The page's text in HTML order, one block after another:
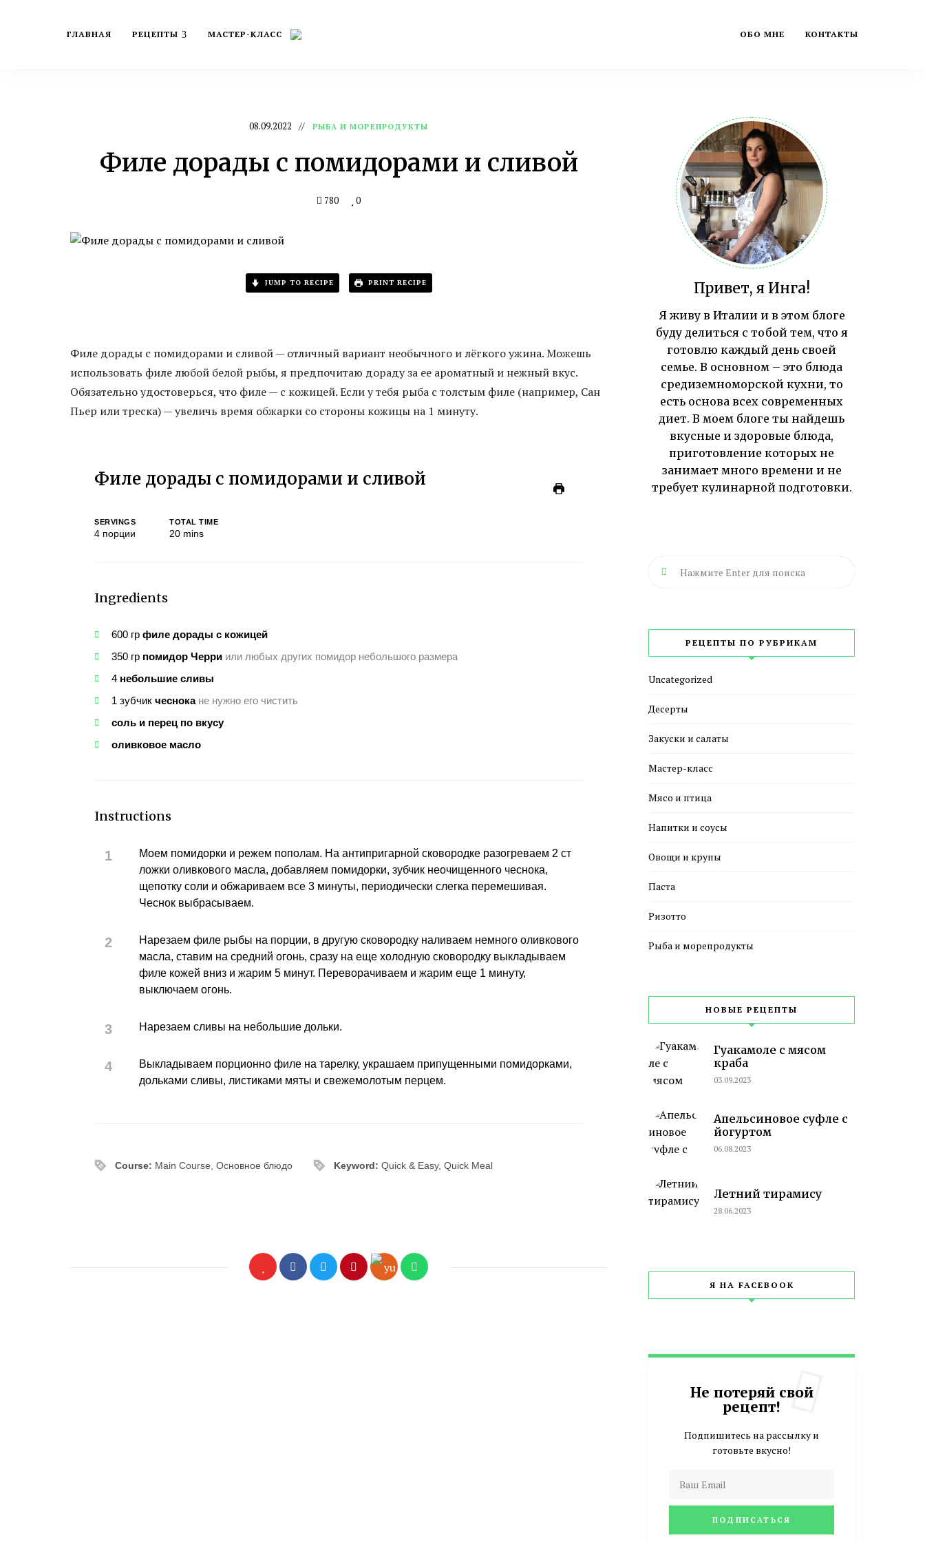
ГЛАВНАЯ РЕЦЕПТЫ МАСТЕР-КЛАСС ОБО МНЕ КОНТАКТЫ
08.09.2022 РЫБА И МОРЕПРОДУКТЫ
Филе дорады с помидорами и сливой
780 0
JUMP TO RECIPE PRINT RECIPE
Филе дорады с помидорами и сливой — отличный вариант необычного и лёгкого ужина. Можешь
использовать филе любой белой рыбы, я предпочитаю дораду за ее ароматный и нежный вкус.
Обязательно удостоверься, что филе — с кожицей. Если у тебя рыба с толстым филе (например, Сан
Пьер или треска) — увеличь время обжарки со стороны кожицы на 1 минуту.
Филе дорады с помидорами и сливой
SERVINGS
4 порции
TOTAL TIME
20 mins
Ingredients
600 гр филе дорады с кожицей
350 гр помидор Черри или любых других помидор небольшого размера
4 небольшие сливы
1 зубчик чеснока не нужно его чистить
соль и перец по вкусу
оливковое масло
Instructions
Моем помидорки и режем пополам. На антипригарной сковородке разогреваем 2 ст
ложки оливкового масла, добавляем помидорки, зубчик неочищенного чеснока,
щепотку соли и обжариваем все 3 минуты, периодически слегка перемешивая.
Чеснок выбрасываем.
Нарезаем филе рыбы на порции, в другую сковородку наливаем немного оливкового
масла, ставим на средний огонь, сразу на еще холодную сковородку выкладываем
филе кожей вниз и жарим 5 минут. Переворачиваем и жарим еще 1 минуту,
выключаем огонь.
Нарезаем сливы на небольшие дольки.
Выкладываем порционно филе на тарелку, украшаем припущенными помидорками,
дольками сливы, листиками мяты и свежемолотым перцем.
Course: Main Course, Основное блюдо Keyword:Quick & Easy, Quick Meal
Привет, я Инга!
Я живу в Италии и в этом блоге
буду делиться с тобой тем, что я
готовлю каждый день своей
семье. В основном – это блюда
средиземноморской кухни, то
есть основа всех современных
диет. В моем блоге ты найдешь
вкусные и здоровые блюда,
приготовление которых не
занимает много времени и не
требует кулинарной подготовки.
РЕЦЕПТЫ ПО РУБРИКАМ
Uncategorized
Десерты
Закуски и салаты
Мастер-класс
Мясо и птица
Напитки и соусы
Овощи и крупы
Паста
Ризотто
Рыба и морепродукты
НОВЫЕ РЕЦЕПТЫ
Гуакамоле с мясом
краба
03.09.2023
Апельсиновое суфле с
йогуртом
06.08.2023
Летний тирамису
28.06.2023
Я НА FACEBOOK
Не потеряй свой
рецепт!
Подпишитесь на рассылку и
готовьте вкусно!